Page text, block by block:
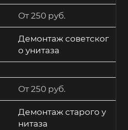
От 250 руб.
Демонтаж советског
о унитаза
От 250 руб.
Демонтаж старого у
нитаза